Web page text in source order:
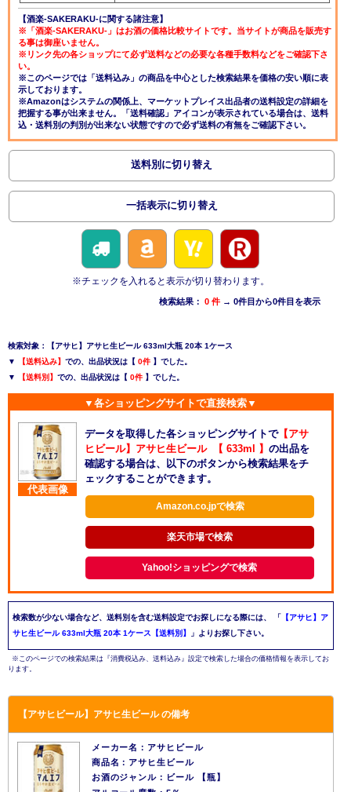
【酒楽-SAKERAKU-に関する諸注意】
※「酒楽-SAKERAKU-」はお酒の価格比較サイトです。当サイトが商品を販売す
る事は御座いません。
※リンク先の各ショップにて必ず送料などの必要な各種手数料などをご確認下さ
い。
※このページでは「送料込み」の商品を中心とした検索結果を価格の安い順に表
示しております。
※Amazonはシステムの関係上、マーケットプレイス出品者の送料設定の詳細を
把握する事が出来ません。「送料確認」アイコンが表示されている場合は、送料
込・送料別の判別が出来ない状態ですので必ず送料の有無をご確認下さい。
送料別に切り替え
一括表示に切り替え
※チェックを入れると表示が切り替わります。
検索結果： 0 件 → 0件目から0件目を表示
検索対象：【アサヒ】アサヒ生ビール 633ml大瓶 20本 1ケース
▼
【送料込み】 での、出品状況は【 0件 】でした。
▼
【送料別】 での、出品状況は【 0件 】でした。
▼各ショッピングサイトで直接検索▼
代表画像
データを取得した各ショッピングサイトで【アサ
ヒビール】アサヒ生ビール 【 633ml 】 の出品を
確認する場合は、以下のボタンから検索結果をチ
ェックすることができます。
Amazon.co.jpで検索
楽天市場で検索
Yahoo!ショッピングで検索
検索数が少ない場合など、送料別を含む送料設定でお探しになる際には、 「 【アサヒ】ア
サヒ生ビール 633ml大瓶 20本 1ケース【送料別】
」よりお探し下さい。
※このページでの検索結果は『消費税込み、送料込み』設定で検索した場合の価格情報を表示してお
ります。
【アサヒビール】アサヒ生ビール の備考
メーカー名：アサヒビール
商品名：アサヒ生ビール
お酒のジャンル：ビール 【瓶】